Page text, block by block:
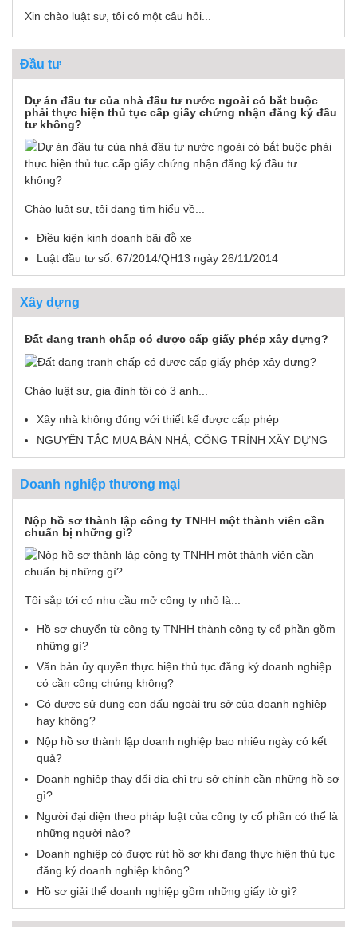
Xin chào luật sư, tôi có một câu hỏi...
Đầu tư
Dự án đầu tư của nhà đầu tư nước ngoài có bắt buộc
phải thực hiện thủ tục cấp giấy chứng nhận đăng ký đầu
tư không?
Chào luật sư, tôi đang tìm hiểu về...
Điều kiện kinh doanh bãi đỗ xe
Luật đầu tư số: 67/2014/QH13 ngày 26/11/2014
Xây dựng
Đất đang tranh chấp có được cấp giấy phép xây dựng?
Chào luật sư, gia đình tôi có 3 anh...
Xây nhà không đúng với thiết kế được cấp phép
NGUYÊN TẮC MUA BÁN NHÀ, CÔNG TRÌNH XÂY DỰNG
Doanh nghiệp thương mại
Nộp hồ sơ thành lập công ty TNHH một thành viên cần
chuẩn bị những gì?
Tôi sắp tới có nhu cầu mở công ty nhỏ là...
Hồ sơ chuyển từ công ty TNHH thành công ty cổ phần gồm
những gì?
Văn bản ủy quyền thực hiện thủ tục đăng ký doanh nghiệp
có cần công chứng không?
Có được sử dụng con dấu ngoài trụ sở của doanh nghiệp
hay không?
Nộp hồ sơ thành lập doanh nghiệp bao nhiêu ngày có kết
quả?
Doanh nghiệp thay đổi địa chỉ trụ sở chính cần những hồ sơ
gì?
Người đại diện theo pháp luật của công ty cổ phần có thể là
những người nào?
Doanh nghiệp có được rút hồ sơ khi đang thực hiện thủ tục
đăng ký doanh nghiệp không?
Hồ sơ giải thể doanh nghiệp gồm những giấy tờ gì?